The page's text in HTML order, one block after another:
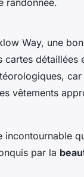
Way, une
détaillées
vêtements
incontournable
par la